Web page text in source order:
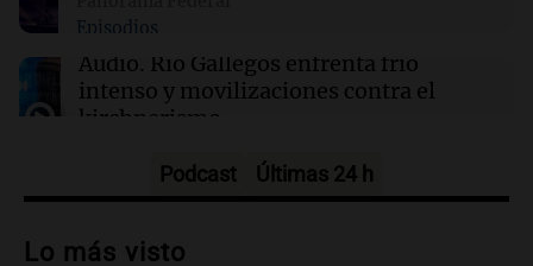
Episodios
Audio. Río Gallegos enfrenta frío
intenso y movilizaciones contra el
kirchnerismo
Audio.Debate en el Senado sobre
la soberanía digital en Argentina
Podcast Últimas 24 h
Lo más visto